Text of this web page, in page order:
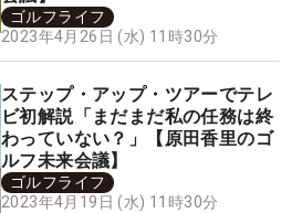
ゴルフライフ
2023年4月26日 (水) 11時30分
ステップ・アップ・ツアーでテレ
ビ初解説「まだまだ私の任務は終
わっていない？」【原田香里のゴ
ルフ未来会議】
ゴルフライフ
2023年4月19日 (水) 11時30分